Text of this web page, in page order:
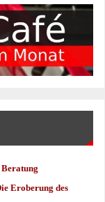
Eroberung des